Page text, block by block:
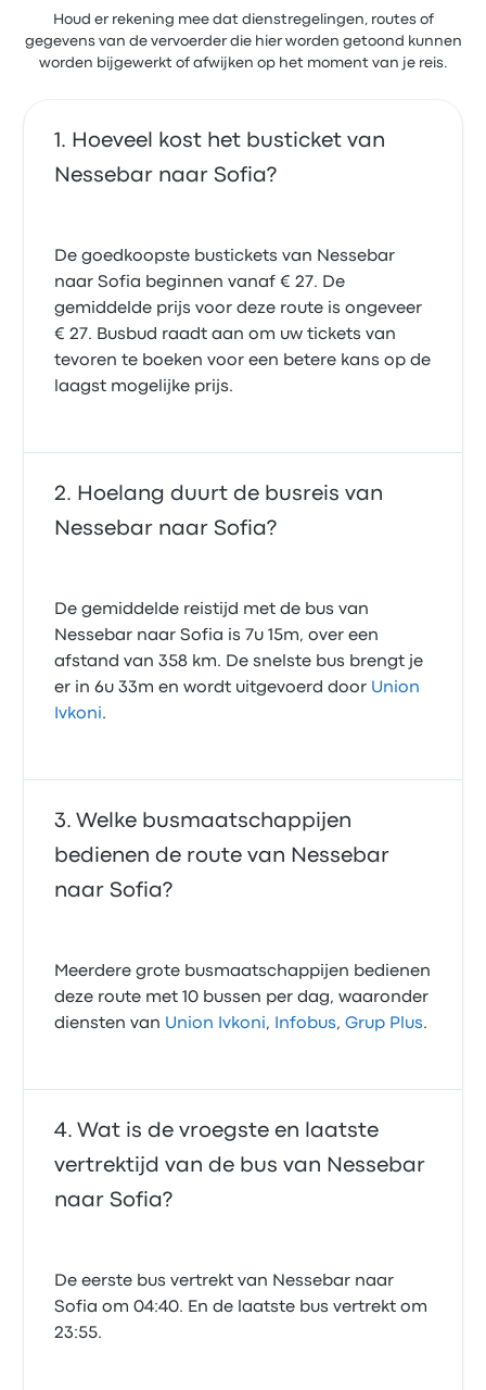
Houd er rekening mee dat dienstregelingen, routes of
gegevens van de vervoerder die hier worden getoond kunnen
worden bijgewerkt of afwijken op het moment van je reis.
Hoeveel kost het busticket van
Nessebar naar Sofia?
De goedkoopste bustickets van Nessebar
naar Sofia beginnen vanaf € 27. De
gemiddelde prijs voor deze route is ongeveer
€ 27. Busbud raadt aan om uw tickets van
tevoren te boeken voor een betere kans op de
laagst mogelijke prijs.
Hoelang duurt de busreis van
Nessebar naar Sofia?
De gemiddelde reistijd met de bus van
Nessebar naar Sofia is 7u 15m, over een
afstand van 358 km. De snelste bus brengt je
er in 6u 33m en wordt uitgevoerd door Union
Ivkoni.
Welke busmaatschappijen
bedienen de route van Nessebar
naar Sofia?
Meerdere grote busmaatschappijen bedienen
deze route met 10 bussen per dag, waaronder
diensten van Union Ivkoni, Infobus,Grup Plus.
Wat is de vroegste en laatste
vertrektijd van de bus van Nessebar
naar Sofia?
De eerste bus vertrekt van Nessebar naar
Sofia om 04:40. En de laatste bus vertrekt om
23:55.